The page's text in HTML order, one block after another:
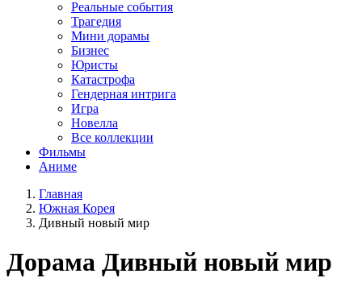
Реальные события
Трагедия
Мини дорамы
Бизнес
Юристы
Катастрофа
Гендерная интрига
Игра
Новелла
Все коллекции
Фильмы
Аниме
Главная
Южная Корея
Дивный новый мир
Дорама Дивный новый мир